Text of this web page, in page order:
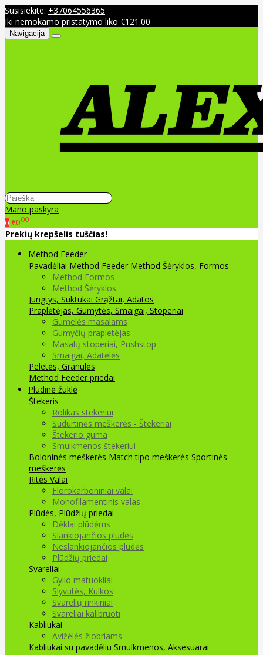
Susisiekite: +37064556365
Iki nemokamo pristatymo liko €121.00
Navigacija
Mano paskyra
0 €000
Prekių krepšelis tuščias!
Method Feeder
Pavadėliai Method Feeder Method Šėryklos, Formos
Method Formos
Method Šėryklos
Jungtys, Suktukai Grąžtai, Adatos
Praplėtėjas, Gumytės, Smaigai, Stoperiai
Gumelės masalams
Gumyčių prapletėjas
Masalų stoperiai, Pushstop
Smaigai, Adatėlės
Peletės, Granulės
Method Feeder priedai
Plūdinė žūklė
Štekeris
Rolikas stekeriui
Sudurtinės meškerės - Štekeriai
Štekerio guma
Smulkmenos štekeriui
Boloninės meškerės Match tipo meškerės Sportinės
meškerės
Ritės Valai
Florokarboniniai valai
Monofilamentinis valas
Plūdės, Plūdžių priedai
Dėklai plūdėms
Slankiojančios plūdės
Neslankiojančios plūdės
Plūdžių priedai
Svareliai
Gylio matuokliai
Slyvutės, Kulkos
Svarelių rinkiniai
Svareliai kalibruoti
Kabliukai
Avižėlės žiobriams
Kabliukai su pavadėliu Smulkmenos, Aksesuarai